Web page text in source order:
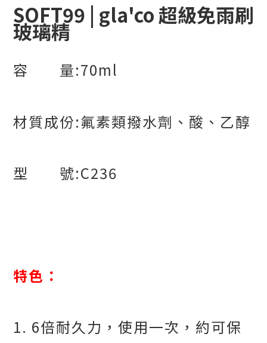
SOFT99 | gla'co超級免雨刷
玻璃精
容 量:70ml
材質成份:氟素類撥水劑、酸、乙醇
型 號:C236
特色：
1. 6倍耐久力，使用一次，約可保